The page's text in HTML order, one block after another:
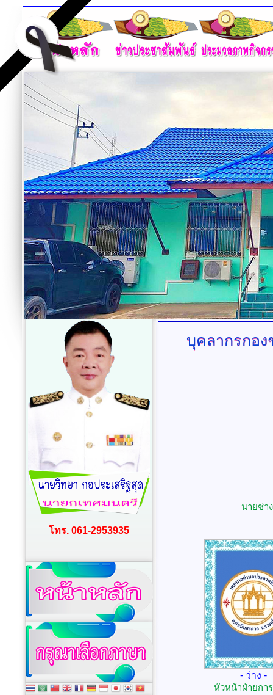
บุคลากรกอ
นายช่า
- ว่าง -
หัวหน้าฝ่ายกา
โทร. 061-2953935